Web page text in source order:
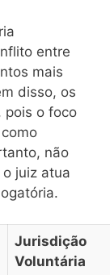
entre
mais
disso, os
pois o foco
não
juiz atua
Jurisdição
Voluntária